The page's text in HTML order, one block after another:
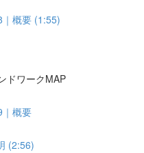
概要 (1:55)
ドワークMAP
概要
(2:56)